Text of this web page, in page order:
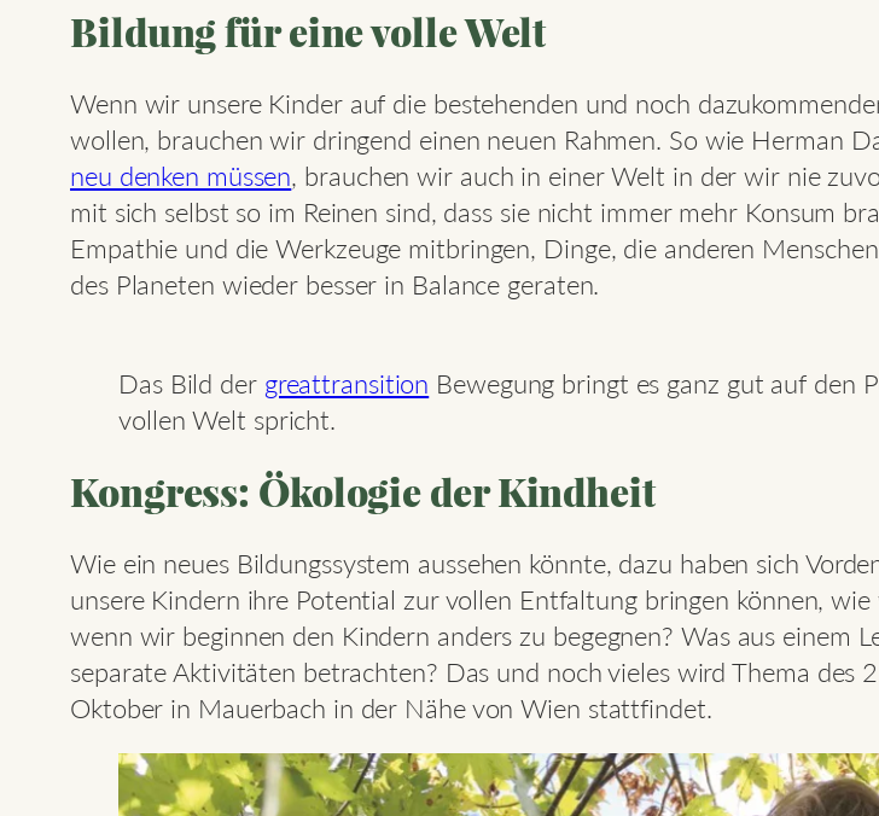
Bildung für eine volle Welt
Wenn wir unsere Kinder auf die bestehenden und noch
wollen, brauchen wir dringend einen neuen Rahmen. So wie Herman
neu denken müssen, brauchen wir auch in einer Welt in der wir nie
mit sich selbst so im Reinen sind, dass sie nicht immer mehr Konsum
Empathie und die Werkzeuge mitbringen, Dinge, die anderen
des Planeten wieder besser in Balance geraten.
Das Bild der greattransition Bewegung bringt es ganz gut auf den
vollen Welt spricht.
Kongress: Ökologie der Kindheit
Wie ein neues Bildungssystem aussehen könnte, dazu haben sich
unsere Kindern ihre Potential zur vollen Entfaltung bringen können,
wenn wir beginnen den Kindern anders zu begegnen? Was aus einem
separate Aktivitäten betrachten? Das und noch vieles wird Thema des
Oktober in Mauerbach in der Nähe von Wien stattfindet.